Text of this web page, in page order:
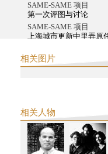
SAME-SAME 项目
第一次评图与讨论
SAME-SAME 项目
上海城市更新中里弄原
阿米塔夫•高希上海圆桌
2015
"市场背后：九星再认
义乌计划
"引爆档案"实验影像工作
相关图片
相关人物